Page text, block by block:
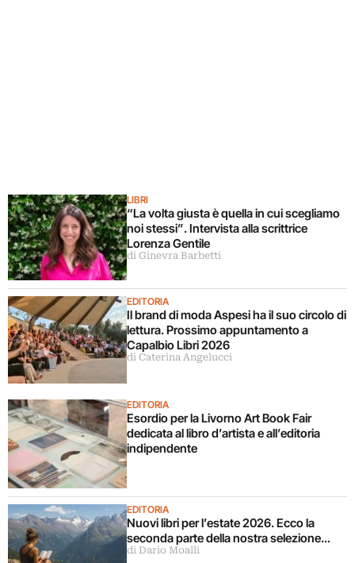
LIBRI
“La volta giusta è quella in cui scegliamo
noi stessi”. Intervista alla scrittrice
Lorenza Gentile
di Ginevra Barbetti
EDITORIA
Il brand di moda Aspesi ha il suo circolo di
lettura. Prossimo appuntamento a
Capalbio Libri 2026
di Caterina Angelucci
EDITORIA
Esordio per la Livorno Art Book Fair
dedicata al libro d’artista e all’editoria
indipendente
EDITORIA
Nuovi libri per l’estate 2026. Ecco la
seconda parte della nostra selezione…
di Dario Moalli